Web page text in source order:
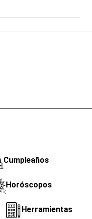
Cumpleaños
Horóscopos
Herramientas